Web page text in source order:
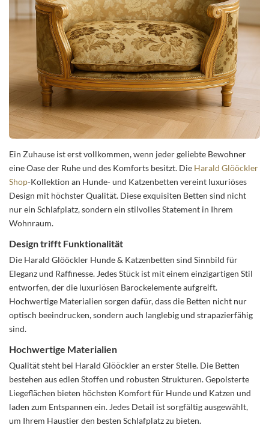
Ein Zuhause ist erst vollkommen, wenn jeder geliebte Bewohner
eine Oase der Ruhe und des Komforts besitzt. Die Harald Glööckler
Shop-Kollektion an Hunde- und Katzenbetten vereint luxuriöses
Design mit höchster Qualität. Diese exquisiten Betten sind nicht
nur ein Schlafplatz, sondern ein stilvolles Statement in Ihrem
Wohnraum.
Design trifft Funktionalität
Die Harald Glööckler Hunde & Katzenbetten sind Sinnbild für
Eleganz und Raffinesse. Jedes Stück ist mit einem einzigartigen Stil
entworfen, der die luxuriösen Barockelemente aufgreift.
Hochwertige Materialien sorgen dafür, dass die Betten nicht nur
optisch beeindrucken, sondern auch langlebig und strapazierfähig
sind.
Hochwertige Materialien
Qualität steht bei Harald Glööckler an erster Stelle. Die Betten
bestehen aus edlen Stoffen und robusten Strukturen. Gepolsterte
Liegeflächen bieten höchsten Komfort für Hunde und Katzen und
laden zum Entspannen ein. Jedes Detail ist sorgfältig ausgewählt,
um Ihrem Haustier den besten Schlafplatz zu bieten.